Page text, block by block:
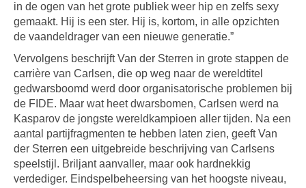
in de ogen van het grote publiek weer hip en zelfs sexy
gemaakt. Hij is een ster. Hij is, kortom, in alle opzichten
de vaandeldrager van een nieuwe generatie.”
Vervolgens beschrijft Van der Sterren in grote stappen de
carrière van Carlsen, die op weg naar de wereldtitel
gedwarsboomd werd door organisatorische problemen bij
de FIDE. Maar wat heet dwarsbomen, Carlsen werd na
Kasparov de jongste wereldkampioen aller tijden. Na een
aantal partijfragmenten te hebben laten zien, geeft Van
der Sterren een uitgebreide beschrijving van Carlsens
speelstijl. Briljant aanvaller, maar ook hardnekkig
verdediger. Eindspelbeheersing van het hoogste niveau,